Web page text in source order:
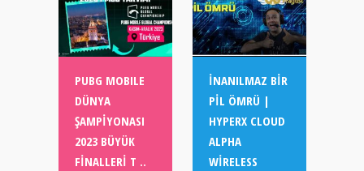
PUBG MOBILE
DÜNYA
ŞAMPIYONASI
2023 BÜYÜK
FINALLERI T ..
İNANILMAZ BIR
PIL ÖMRÜ |
HYPERX CLOUD
ALPHA
WIRELESS